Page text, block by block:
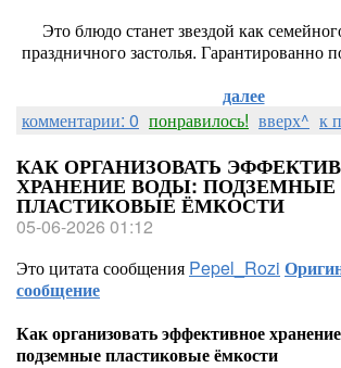
Это блюдо станет звездой как
праздничного застолья. Гарантированно
далее
комментарии: 0 понравилось! вверх^ к
КАК ОРГАНИЗОВАТЬ
ХРАНЕНИЕ ВОДЫ: ПОДЗЕМНЫЕ
ПЛАСТИКОВЫЕ ЁМКОСТИ
05-06-2026 01:12
Это цитата сообщения Pepel_Rozi
сообщение
Как организовать эффективное
подземные пластиковые ёмкости